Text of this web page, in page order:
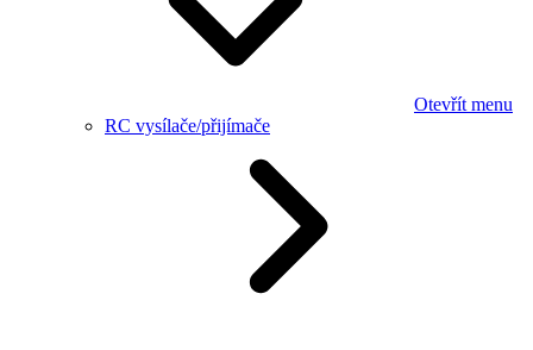
Otevřít menu
RC vysílače/přijímače